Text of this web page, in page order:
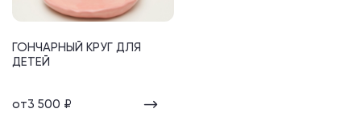
ГОНЧАРНЫЙ КРУГ ДЛЯ
ДЕТЕЙ
от3 500 ₽